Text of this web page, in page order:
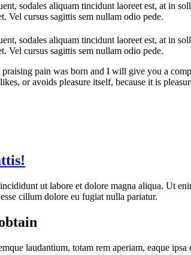
sodales aliquam tincidunt laoreet est, at in
Vel cursus sagittis sem nullam odio pede.
sodales aliquam tincidunt laoreet est, at in
Vel cursus sagittis sem nullam odio pede.
pain was born and I will give you a
or avoids pleasure itself, because it is
ut labore et dolore magna aliqua. Ut
cillum dolore eu fugiat nulla pariatur.
laudantium, totam rem aperiam, eaque